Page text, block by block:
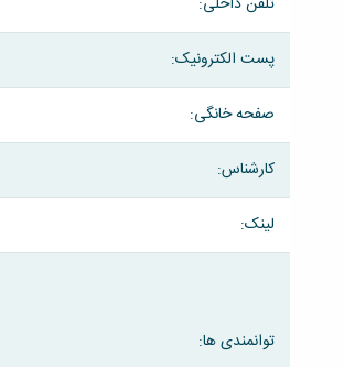
پست الکترونیک:
صفحه خانگی:
کارشناس:
لینک:
توانمندی ها: